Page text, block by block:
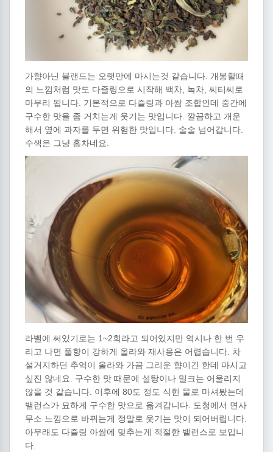
가향아닌 블랜드는 오랫만에 마시는것 같습니다. 개봉할때
의 느낌처럼 맛도 다즐링으로 시작해 백차, 녹차, 씨티씨로
마무리 됩니다. 기본적으로 다즐링과 아쌈 조합인데 중간에
구수한 맛을 좀 거치는게 웃기는 맛입니다. 깔끔하고 개운
해서 옆에 과자를 두면 위험한 맛입니다. 술술 넘어갑니다.
수색은 그냥 홍차네요.
라벨에 써있기로는 1~2회라고 되어있지만 역시나 한 번 우
리고 나면 풀향이 강하게 올라와 재사용은 어렵습니다. 차
설거지하던 추억이 올라와 가끔 그리운 향이긴 한데 마시고
싶진 않네요. 구수한 맛 때문에 설탕이나 밀크는 어울리지
않을 것 같습니다. 이후에 80도 정도 식힌 물로 마셔봤는데
밸런스가 묘하게 구수한 맛으로 옮겨갑니다. 도청에서 면사
무소 느낌으로 바뀌는게 정말로 웃기는 맛이 되어버립니다.
아무래도 다즐링 아쌈에 맞추는게 적절한 밸런스로 보입니
다.